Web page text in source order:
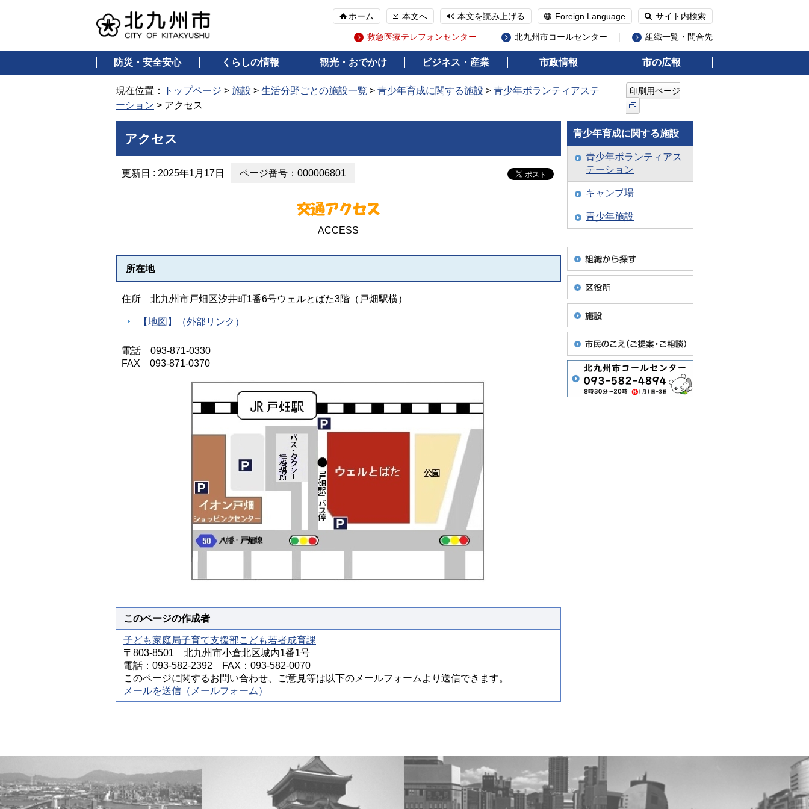
ホーム 本文へ 本文を読み上げる Foreign Language サイト内検索
救急医療テレフォンセンター 北九州市コールセンター 組織一覧・問合先
防災・安全安心 くらしの情報 観光・おでかけ ビジネス・産業 市政情報 市の広報
現在位置： トップページ > 施設 > 生活分野ごとの施設一覧 > 青少年育成に関する施設 > 青少年ボランティアステ
ーション > アクセス
印刷用ページ
アクセス
更新日 : 2025年1月17日 ページ番号：000006801
ACCESS
所在地
住所 北九州市戸畑区汐井町1番6号ウェルとばた3階（戸畑駅横）
【地図】（外部リンク）
電話 093-871-0330
FAX 093-871-0370
このページの作成者
子ども家庭局子育て支援部こども若者成育課
〒803-8501 北九州市小倉北区城内1番1号
電話：093-582-2392 FAX：093-582-0070
このページに関するお問い合わせ、ご意見等は以下のメールフォームより送信できます。
メールを送信（メールフォーム）
青少年育成に関する施設
青少年ボランティアス
テーション
キャンプ場
青少年施設